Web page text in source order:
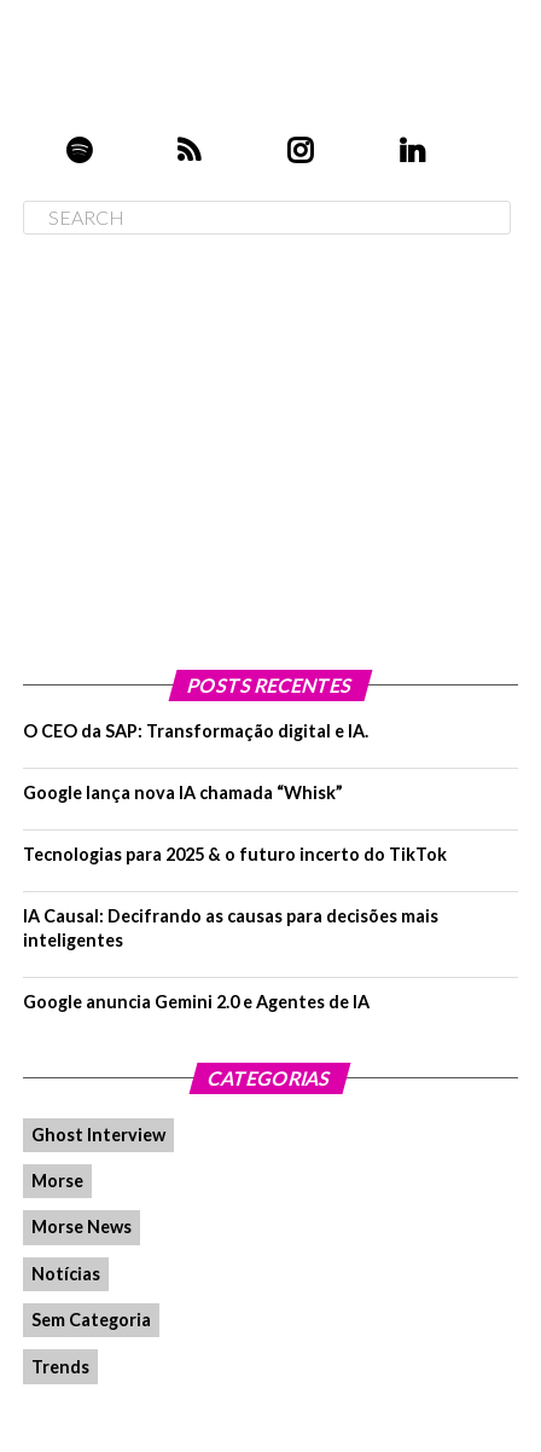
POSTS RECENTES
O CEO da SAP: Transformação digital e IA.
Google lança nova IA chamada “Whisk”
Tecnologias para 2025 & o futuro incerto do TikTok
IA Causal: Decifrando as causas para decisões mais
inteligentes
Google anuncia Gemini 2.0 e Agentes de IA
CATEGORIAS
Ghost Interview
Morse
Morse News
Notícias
Sem Categoria
Trends